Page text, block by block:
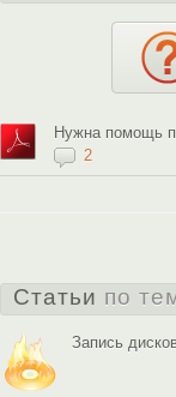
Нужна помощь
2
Статьи по
Запись